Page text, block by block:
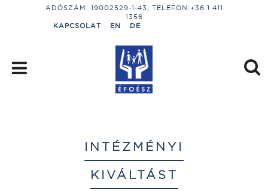
ADÓSZÁM: 19002529-1-43; TELEFON:+36 1 411
1356
KAPCSOLAT
EN DE
INTÉZMÉNYI
KIVÁLTÁST